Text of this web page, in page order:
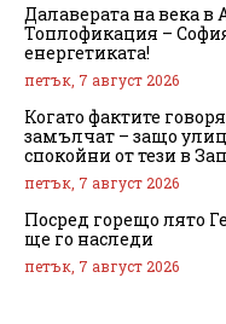
Далаверата на века в
Топлофикация –
енергетиката!
петък, 7 август 2026
Когато фактите
замълчат – защо
спокойни от тези в
петък, 7 август 2026
Посред горещо лято
ще го наследи
петък, 7 август 2026